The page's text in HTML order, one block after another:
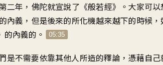
二年，佛陀就宣說了《般若經》。大家可
內義，但是後來的所化機越來越下的時候
內義的。
05:35
是不需要依靠其他人所造的釋論，憑藉自